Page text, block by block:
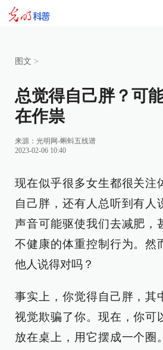
图文 >
总觉得自己胖？可
在作祟
来源：光明网-蝌蚪五线谱
2023-02-06 10:40
现在似乎很多女生都很关注
自己胖，还有人总听到有人
声音可能驱使我们去减肥，
不健康的体重控制行为。然
他人说得对吗？
事实上，你觉得自己胖，其
视觉欺骗了你。现在，你可
放在桌上，用它摆成一个圈